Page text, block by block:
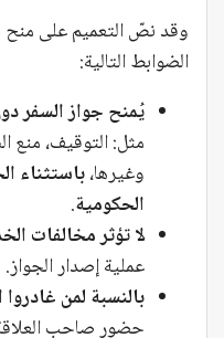
وقد نصّ التعميم على منح
الضوابط التالية:
يُمنح جواز السفر
مثل: التوقيف، منع
وغيرها،باستثناء
الحكومية.
لا تؤثر مخالفات
عملية إصدار الجواز.
بالنسبة لمن
حضور صاحب